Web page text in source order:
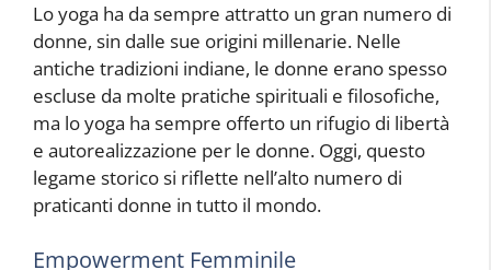
Lo yoga ha da sempre attratto un gran numero di
donne, sin dalle sue origini millenarie. Nelle
antiche tradizioni indiane, le donne erano spesso
escluse da molte pratiche spirituali e filosofiche,
ma lo yoga ha sempre offerto un rifugio di libertà
e autorealizzazione per le donne. Oggi, questo
legame storico si riflette nell’alto numero di
praticanti donne in tutto il mondo.
Empowerment Femminile